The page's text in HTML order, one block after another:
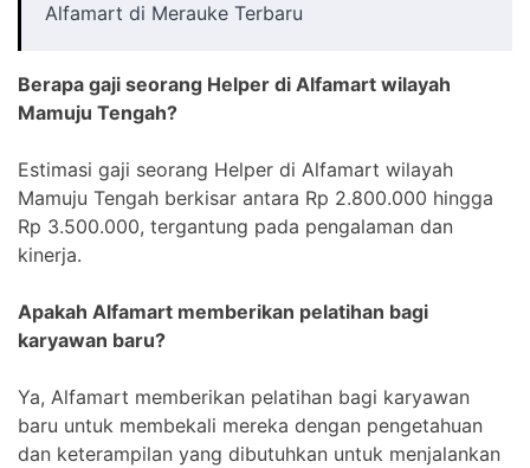
Alfamart di Merauke Terbaru
Berapa gaji seorang Helper di Alfamart wilayah
Mamuju Tengah?
Estimasi gaji seorang Helper di Alfamart wilayah
Mamuju Tengah berkisar antara Rp 2.800.000 hingga
Rp 3.500.000, tergantung pada pengalaman dan
kinerja.
Apakah Alfamart memberikan pelatihan bagi
karyawan baru?
Ya, Alfamart memberikan pelatihan bagi karyawan
baru untuk membekali mereka dengan pengetahuan
dan keterampilan yang dibutuhkan untuk menjalankan